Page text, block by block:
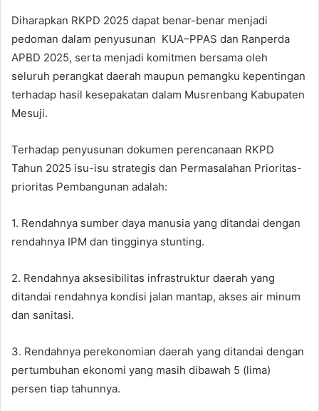
Diharapkan RKPD 2025 dapat benar-benar menjadi
pedoman dalam penyusunan KUA–PPAS dan Ranperda
APBD 2025, serta menjadi komitmen bersama oleh
seluruh perangkat daerah maupun pemangku kepentingan
terhadap hasil kesepakatan dalam Musrenbang Kabupaten
Mesuji.
Terhadap penyusunan dokumen perencanaan RKPD
Tahun 2025 isu-isu strategis dan Permasalahan Prioritas-
prioritas Pembangunan adalah:
1. Rendahnya sumber daya manusia yang ditandai dengan
rendahnya IPM dan tingginya stunting.
2. Rendahnya aksesibilitas infrastruktur daerah yang
ditandai rendahnya kondisi jalan mantap, akses air minum
dan sanitasi.
3. Rendahnya perekonomian daerah yang ditandai dengan
pertumbuhan ekonomi yang masih dibawah 5 (lima)
persen tiap tahunnya.